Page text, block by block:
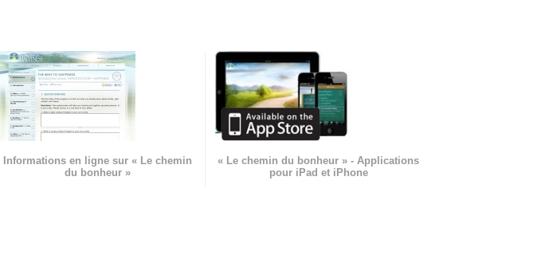
Informations en ligne sur « Le chemin
du bonheur »
« Le chemin du bonheur » - Applications
pour iPad et iPhone